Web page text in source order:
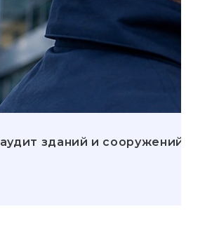
зданий и сооружений: